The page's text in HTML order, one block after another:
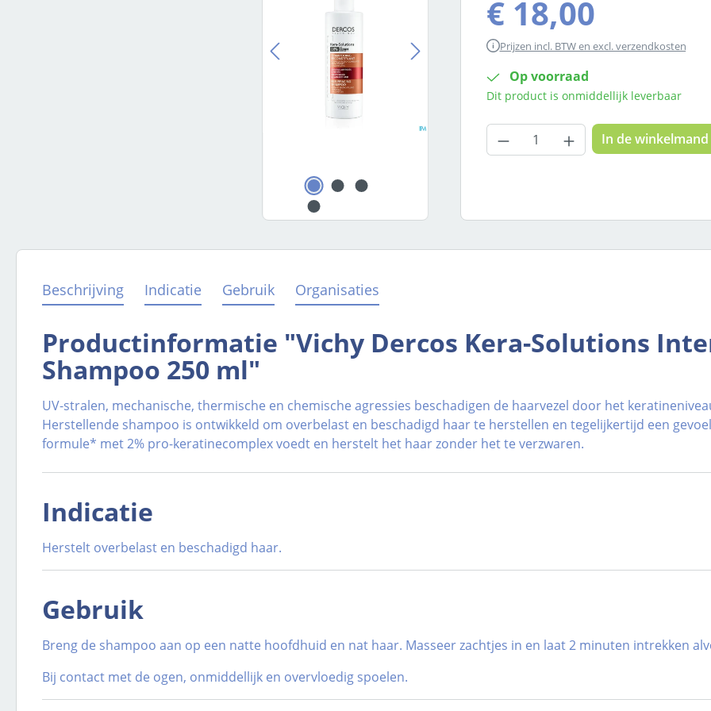
€ 18,00
Prijzen incl. BTW en excl. verzendkosten
Op voorraad
Dit product is onmiddellijk leverbaar
Producthoeveelheid:
In de winkelmand
Beschrijving Indicatie Gebruik Organisaties
Productinformatie "Vichy Dercos Kera-Solutions
Shampoo 250 ml"
UV-stralen, mechanische, thermische en chemische agressies beschadigen de haarvezel door het
Herstellende shampoo is ontwikkeld om overbelast en beschadigd haar te herstellen en tegelijkertijd een
formule* met 2% pro-keratinecomplex voedt en herstelt het haar zonder het te verzwaren.
Indicatie
Herstelt overbelast en beschadigd haar.
Gebruik
Breng de shampoo aan op een natte hoofdhuid en nat haar. Masseer zachtjes in en laat 2 minuten intrekken
Bij contact met de ogen, onmiddellijk en overvloedig spoelen.